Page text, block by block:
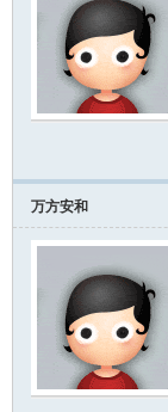
万方安和